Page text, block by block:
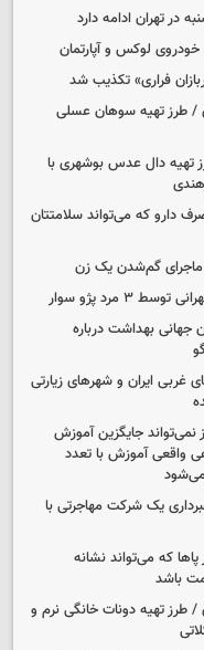
در تهران ادامه دارد
فراری» تکذیب شد
/ طرز تهیه سوهان عسلی
تهیه دال عدس بوشهری با
دارو که می‌تواند سلامتتان
گم‌شدن یک زن
۳ مرد پژو سوار
جهانی بهداشت درباره
ایران و شهرهای زیارتی
جایگزین آموزش
واقعی آموزش با تعدد
یک شرکت مهاجرتی با
که می‌تواند نشانه
باشد
طرز تهیه دونات خانگی نرم و